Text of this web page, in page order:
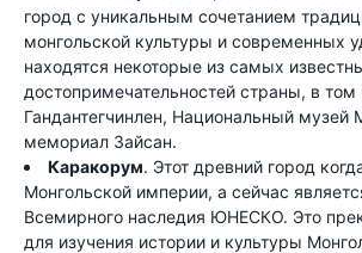
город с уникальным сочетанием
монгольской культуры и современных
находятся некоторые из самых
достопримечательностей страны, в
Гандантегчинлен, Национальный музей
мемориал Зайсан.
Каракорум. Этот древний город
Монгольской империи, а сейчас
Всемирного наследия ЮНЕСКО. Это
для изучения истории и культуры